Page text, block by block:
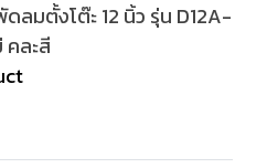
ดลมตั้งโต๊ะ 12 นิ้ว รุ่น D12A-
คละสี